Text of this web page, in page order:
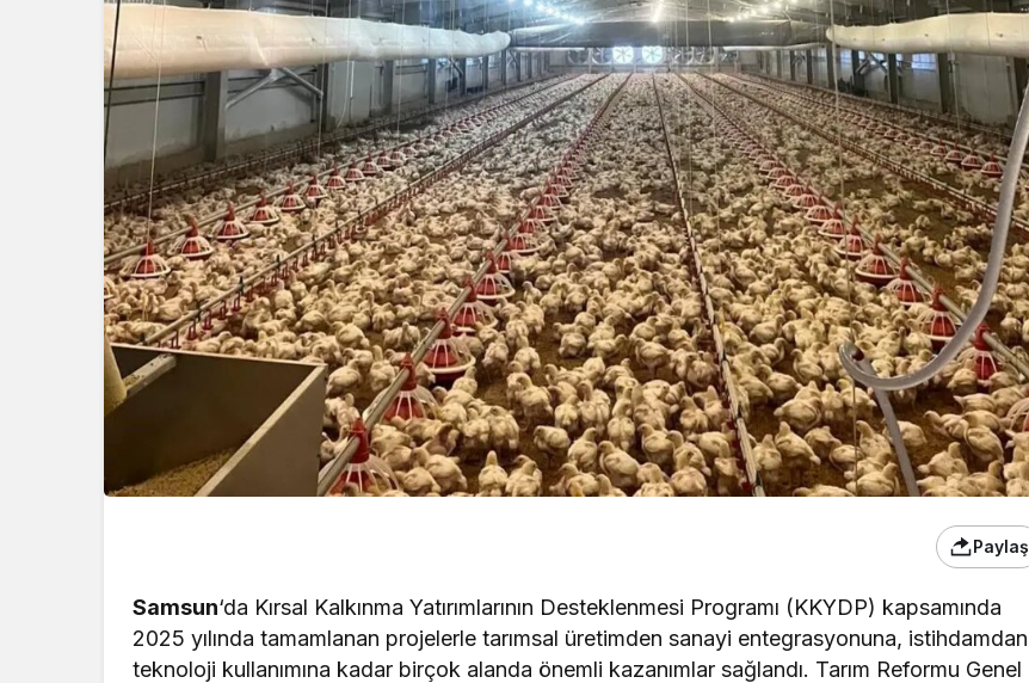
Paylaş
Samsun‘da Kırsal Kalkınma Yatırımlarının Desteklenmesi Programı (KKYDP) kapsamında
2025 yılında tamamlanan projelerle tarımsal üretimden sanayi entegrasyonuna, istihdamdan
teknoloji kullanımına kadar birçok alanda önemli kazanımlar sağlandı. Tarım Reformu Genel